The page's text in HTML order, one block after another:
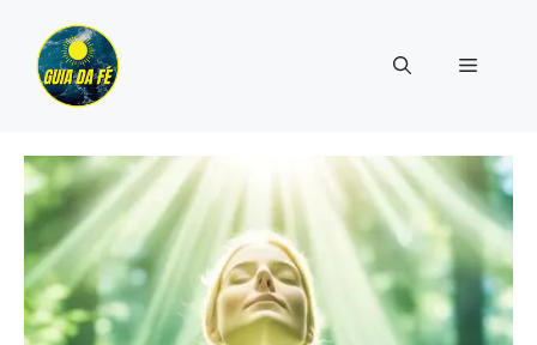
para
conteúdo
Menu